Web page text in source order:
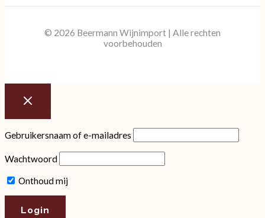
© 2026 Beermann Wijnimport | Alle rechten
voorbehouden
Gebruikersnaam of e-mailadres
Wachtwoord
Onthoud mij